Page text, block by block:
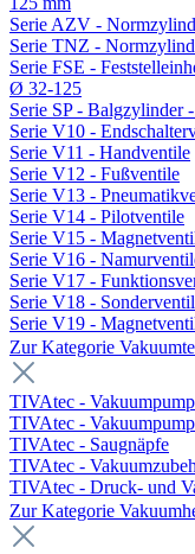
Serie AZV -
Serie TNZ -
Serie FSE -
Ø 32-125
Serie SP - Balgzylinder
Serie V10 -
Serie V11 - Handventile
Serie V12 - Fußventile
Serie V13 -
Serie V14 - Pilotventile
Serie V15 -
Serie V16 -
Serie V17 -
Serie V18 -
Serie V19 -
Zur Kategorie
TIVAtec -
TIVAtec -
TIVAtec - Saugnäpfe
TIVAtec -
TIVAtec - Druck- und
Zur Kategorie